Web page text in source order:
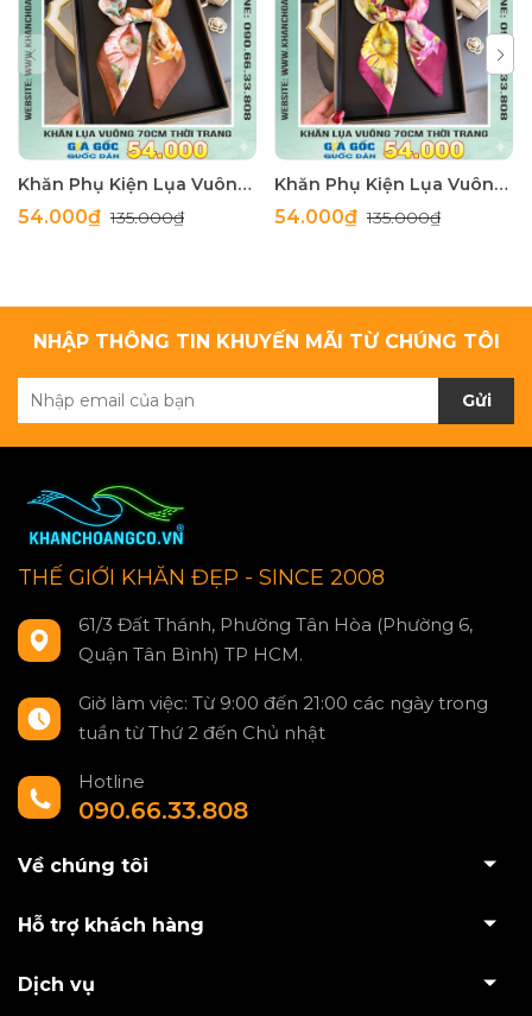
Khăn Phụ Kiện Lụa Vuông 70cm - Thế Giới Khăn Đẹp C1062_4
54.000₫135.000₫
Khăn Phụ Kiện Lụa Vuông 70cm - Thế Giới Khăn Đẹp C1062_3
54.000₫135.000₫
NHẬP THÔNG TIN KHUYẾN MÃI TỪ CHÚNG TÔI
Gửi
THẾ GIỚI KHĂN ĐẸP - SINCE 2008
61/3 Đất Thánh, Phường Tân Hòa (Phường 6,
Quận Tân Bình) TP HCM.
Giờ làm việc: Từ 9:00 đến 21:00 các ngày trong
tuần từ Thứ 2 đến Chủ nhật
Hotline
090.66.33.808
Về chúng tôi
Hỗ trợ khách hàng
Dịch vụ